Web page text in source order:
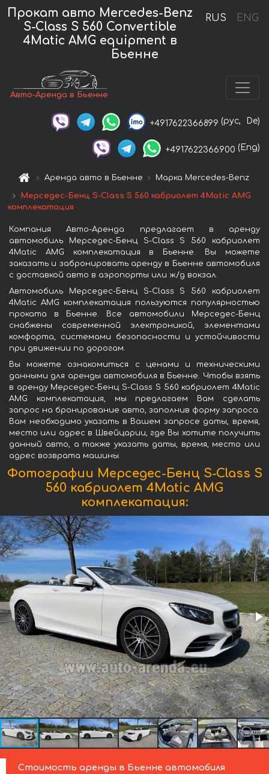
RUS ENG
Прокат авто Mercedes-Benz
S-Class S 560 Convertible
4Matic AMG equipment в
Бьенне
Авто-Аренда в Бьенне
+4917622366899 (рус, De)
+4917622366900 (Eng)
Аренда авто в Бьенне Марка Mercedes-Benz
Мерседес-Бенц S-Class S 560 кабриолет 4Matic AMG
комплекатация
Компания Авто-Аренда предлагает в аренду
автомобиль Мерседес-Бенц S-Class S 560 кабриолет
4Matic AMG комплекатация в Бьенне. Вы можете
заказать и забронировать аренду в Бьенне автомобиля
с доставкой авто в аэропорты или ж/д вокзал.
Автомобиль Мерседес-Бенц S-Class S 560 кабриолет
4Matic AMG комплекатация пользуются популярностью
проката в Бьенне. Все автомобили Мерседес-Бенц
снабжены современной электроникой, элементами
комфорта, системами безопасности и устойчивости
при движении по дорогам.
Вы можете ознакомиться с ценами и техническими
данными для аренды автомобиля в Бьенне. Чтобы взять
в аренду Мерседес-Бенц S-Class S 560 кабриолет 4Matic
AMG комплекатация, мы предлагаем Вам сделать
запрос на бронирование авто, заполнив форму запроса.
Вам необходимо указать в Вашем запросе даты, время,
место или адрес в Швейцарии, где Вы хотите получить
данный авто, а также указать даты, время, место или
адрес возврата машины.
Фотографии Мерседес-Бенц S-Class S
560 кабриолет 4Matic AMG
комплекатация:
Стоимость аренды в Бьенне автомобиля